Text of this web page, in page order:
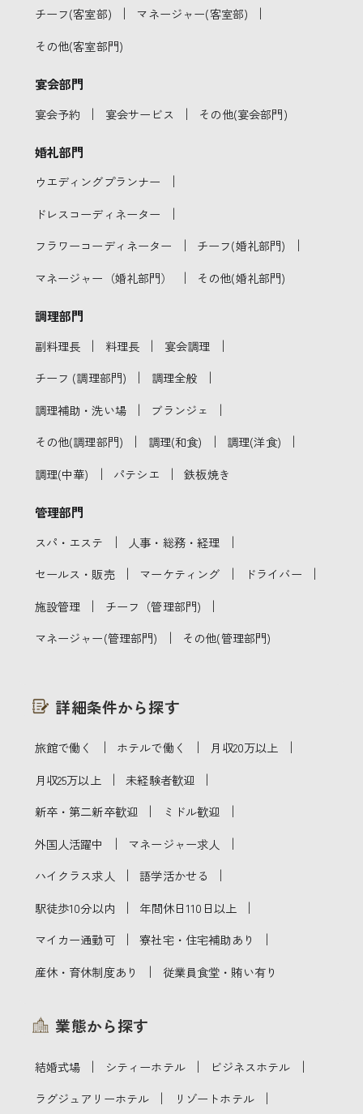
チーフ(客室部) ｜ マネージャー(客室部) ｜
その他(客室部門)
宴会部門
宴会予約 ｜ 宴会サービス ｜ その他(宴会部門)
婚礼部門
ウエディングプランナー ｜
ドレスコーディネーター ｜
フラワーコーディネーター ｜ チーフ(婚礼部門) ｜
マネージャー（婚礼部門） ｜ その他(婚礼部門)
調理部門
副料理長 ｜ 料理長 ｜ 宴会調理 ｜
チーフ (調理部門) ｜ 調理全般 ｜
調理補助・洗い場 ｜ ブランジェ ｜
その他(調理部門) ｜ 調理(和食) ｜ 調理(洋食) ｜
調理(中華) ｜ パテシエ ｜ 鉄板焼き
管理部門
スパ・エステ ｜ 人事・総務・経理 ｜
セールス・販売 ｜ マーケティング ｜ ドライバー ｜
施設管理 ｜ チーフ（管理部門) ｜
マネージャー(管理部門) ｜ その他(管理部門)
詳細条件から探す
旅館で働く ｜ ホテルで働く ｜ 月収20万以上 ｜
月収25万以上 ｜ 未経験者歓迎 ｜
新卒・第二新卒歓迎 ｜ ミドル歓迎 ｜
外国人活躍中 ｜ マネージャー求人 ｜
ハイクラス求人 ｜ 語学活かせる ｜
駅徒歩10分以内 ｜ 年間休日110日以上 ｜
マイカー通勤可 ｜ 寮社宅・住宅補助あり ｜
産休・育休制度あり ｜ 従業員食堂・賄い有り
業態から探す
結婚式場 ｜ シティーホテル ｜ ビジネスホテル ｜
ラグジュアリーホテル ｜ リゾートホテル ｜